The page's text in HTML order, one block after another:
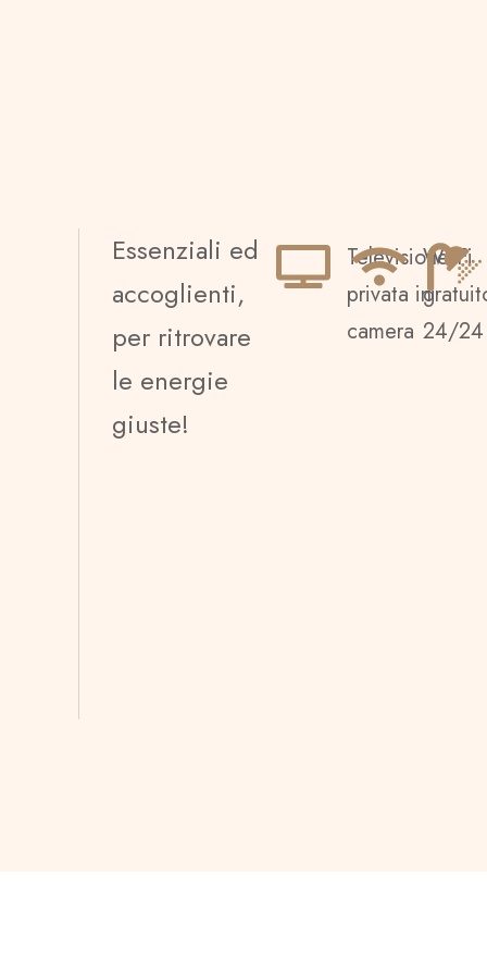
Essenziali ed
accoglienti,
per ritrovare
le energie
giuste!
Televisione
privata in
camera
Wi-Fi
24/24